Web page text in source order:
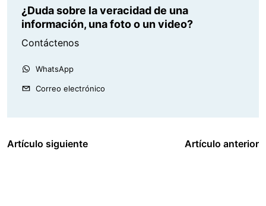
¿Duda sobre la veracidad de una
información, una foto o un video?
Contáctenos
WhatsApp
Correo electrónico
Artículo siguiente Artículo anterior